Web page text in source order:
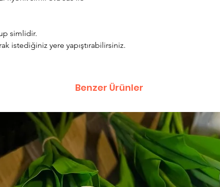
simlidir.
istediğiniz yere yapıştırabilirsiniz.
Benzer Ürünler